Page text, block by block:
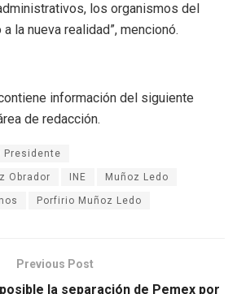
los organismos del
la nueva realidad”, mencionó.
información del siguiente
de redacción.
Presidente
Obrador INE Muñoz Ledo
Porfirio Muñoz Ledo
Previous Post
la separación de Pemex por